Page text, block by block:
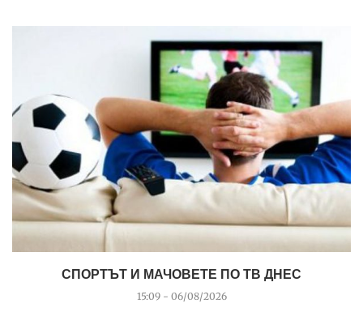
СПОРТЪТ И МАЧОВЕТЕ ПО ТВ ДНЕС
15:09 - 06/08/2026